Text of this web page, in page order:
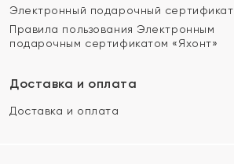
Электронный подарочный сертификат
Правила пользования Электронным
подарочным сертификатом «Яхонт»
Доставка и оплата
Доставка и оплата